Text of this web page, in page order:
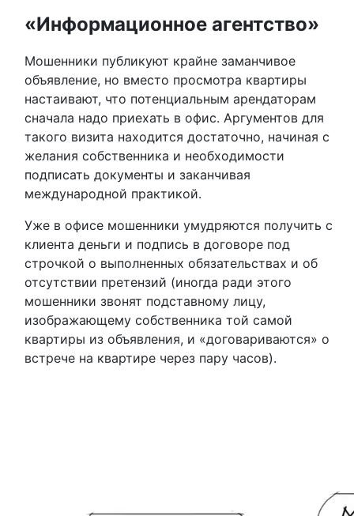
«Информационное агентство»
Мошенники публикуют крайне заманчивое
объявление, но вместо просмотра квартиры
настаивают, что потенциальным арендаторам
сначала надо приехать в офис. Аргументов для
такого визита находится достаточно, начиная с
желания собственника и необходимости
подписать документы и заканчивая
международной практикой.
Уже в офисе мошенники умудряются получить с
клиента деньги и подпись в договоре под
строчкой о выполненных обязательствах и об
отсутствии претензий (иногда ради этого
мошенники звонят подставному лицу,
изображающему собственника той самой
квартиры из объявления, и «договариваются» о
встрече на квартире через пару часов).